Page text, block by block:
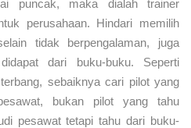
puncak, maka dialah trainer
perusahaan. Hindari memilih
tidak berpengalaman, juga
dari buku-buku. Seperti
sebaiknya cari pilot yang
bukan pilot yang tahu
pesawat tetapi tahu dari buku-